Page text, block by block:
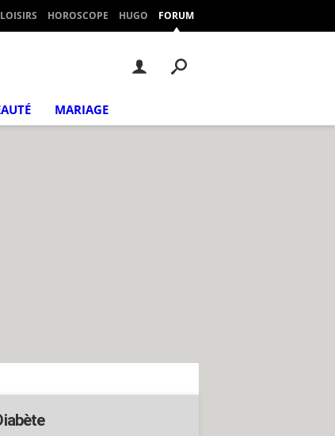
LOISIRS HOROSCOPE HUGO FORUM
MARIAGE